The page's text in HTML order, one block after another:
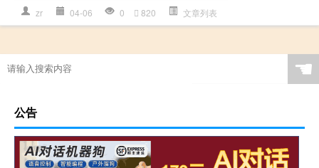
zr 04-06 0 820 文章列表
☚
公告